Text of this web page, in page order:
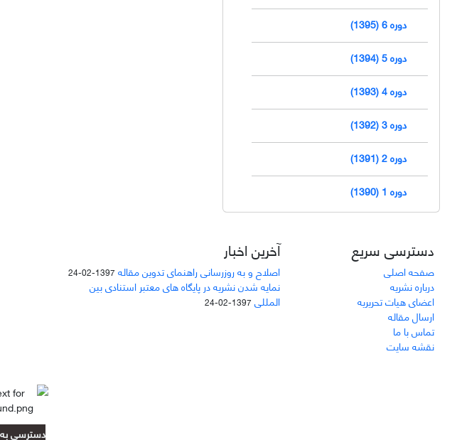
دوره 6 (1395)
دوره 5 (1394)
دوره 4 (1393)
دوره 3 (1392)
دوره 2 (1391)
دوره 1 (1390)
دسترسی سریع
صفحه اصلی
درباره نشریه
اعضای هیات تحریریه
ارسال مقاله
تماس با ما
نقشه سایت
آخرین اخبار
اصلاح و به روزرسانی راهنمای تدوین مقاله 1397-02-24
نمایه شدن نشریه در پایگاه های معتبر استنادی بین
المللی 1397-02-24
دسترسی به